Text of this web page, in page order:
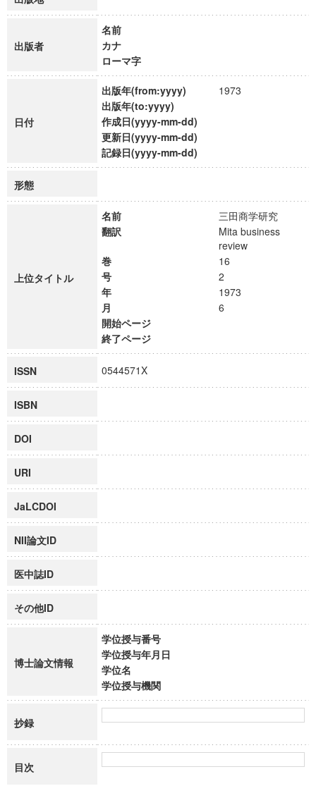
出版者
名前
カナ
ローマ字
日付
出版年(from:yyyy)
1973
出版年(to:yyyy)
作成日(yyyy-mm-dd)
更新日(yyyy-mm-dd)
記録日(yyyy-mm-dd)
形態
上位タイトル
名前
三田商学研究
翻訳
Mita business
review
巻
16
号
2
年
1973
月
6
開始ページ
終了ページ
ISSN 0544571X
ISBN
DOI
URI
JaLCDOI
NII論文ID
医中誌ID
その他ID
博士論文情報
学位授与番号
学位授与年月日
学位名
学位授与機関
抄録
目次